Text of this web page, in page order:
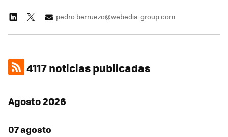
pedro.berruezo@webedia-group.com
4117 noticias publicadas
Agosto 2026
07 agosto